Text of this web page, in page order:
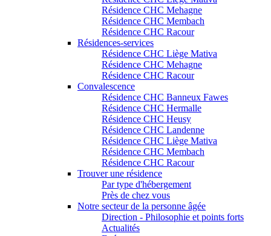
Résidence CHC Mehagne
Résidence CHC Membach
Résidence CHC Racour
Résidences-services
Résidence CHC Liège Mativa
Résidence CHC Mehagne
Résidence CHC Racour
Convalescence
Résidence CHC Banneux Fawes
Résidence CHC Hermalle
Résidence CHC Heusy
Résidence CHC Landenne
Résidence CHC Liège Mativa
Résidence CHC Membach
Résidence CHC Racour
Trouver une résidence
Par type d'hébergement
Près de chez vous
Notre secteur de la personne âgée
Direction - Philosophie et points forts
Actualités